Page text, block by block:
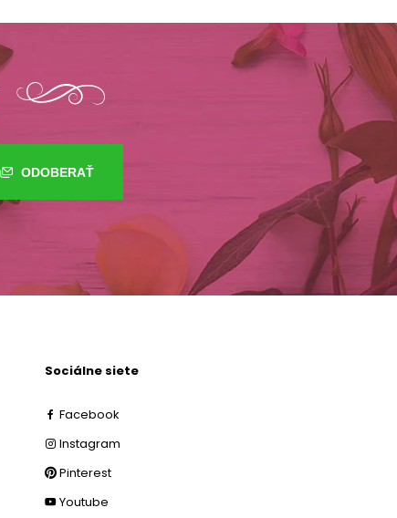
ODOBERAŤ
Sociálne siete
Facebook
Instagram
Pinterest
Youtube